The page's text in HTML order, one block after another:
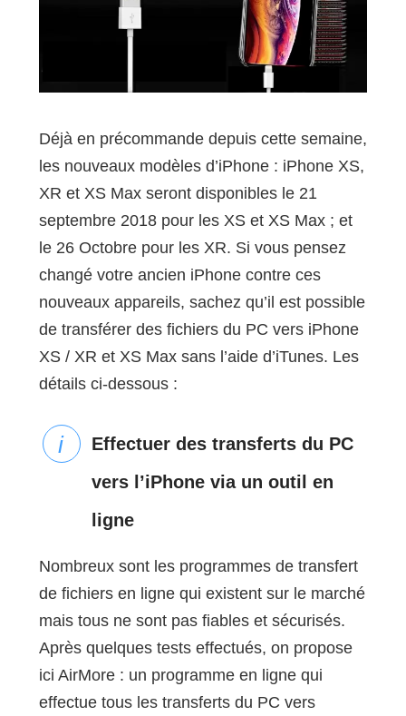
Déjà en précommande depuis cette semaine,
les nouveaux modèles d’iPhone : iPhone XS,
XR et XS Max seront disponibles le 21
septembre 2018 pour les XS et XS Max ; et
le 26 Octobre pour les XR. Si vous pensez
changé votre ancien iPhone contre ces
nouveaux appareils, sachez qu’il est possible
de transférer des fichiers du PC vers iPhone
XS / XR et XS Max sans l’aide d’iTunes. Les
détails ci-dessous :
Effectuer des transferts du PC
vers l’iPhone via un outil en
ligne
Nombreux sont les programmes de transfert
de fichiers en ligne qui existent sur le marché
mais tous ne sont pas fiables et sécurisés.
Après quelques tests effectués, on propose
ici AirMore : un programme en ligne qui
effectue tous les transferts du PC vers